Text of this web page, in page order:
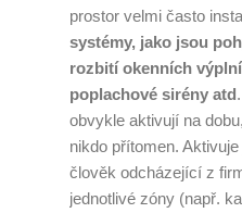
prostor velmi často
systémy, jako jsou
rozbití okenních
poplachové sirény atd
obvykle aktivují na
nikdo přítomen.
člověk odcházející z
jednotlivé zóny (např.